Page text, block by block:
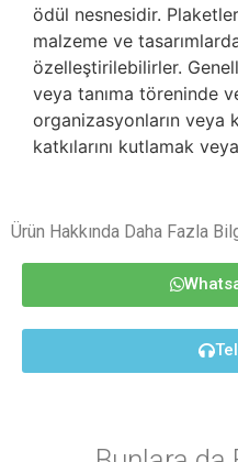
ödül nesnesidir.
malzeme ve
özelleştirilebilirler.
veya tanıma töreninde
organizasyonların veya
katkılarını kutlamak
Ürün Hakkında Daha Fazla